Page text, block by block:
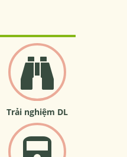
Trải nghiệm DL